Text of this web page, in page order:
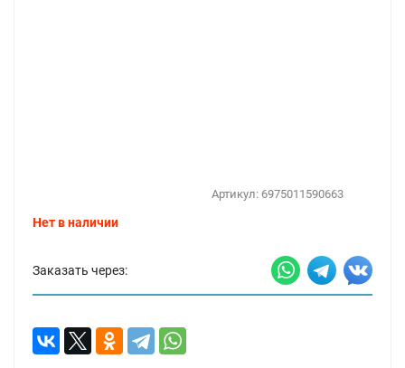
Артикул: 6975011590663
Нет в наличии
Заказать через: